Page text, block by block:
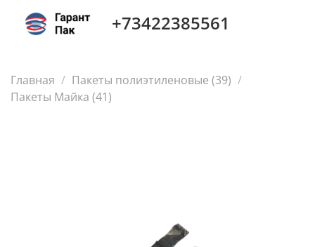
+73422385561
Главная
Пакеты полиэтиленовые (39)
Пакеты Майка (41)